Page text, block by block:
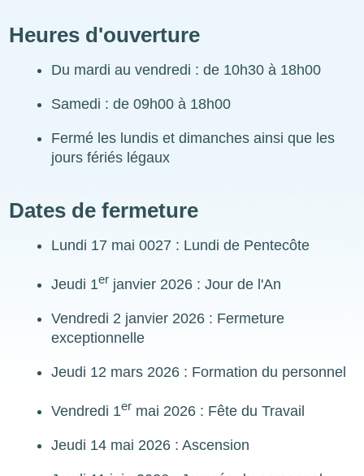
Heures d'ouverture
Du mardi au vendredi :de 10h30 à 18h00
Samedi :de 09h00 à 18h00
Fermé les lundis et dimanches ainsi que les
jours fériés légaux
Dates de fermeture
Lundi 17 mai 0027 : Lundi de Pentecôte
Jeudi 1er janvier 2026 : Jour de l'An
Vendredi 2 janvier 2026 : Fermeture
exceptionnelle
Jeudi 12 mars 2026 : Formation du personnel
Vendredi 1er mai 2026 : Fête du Travail
Jeudi 14 mai 2026 : Ascension